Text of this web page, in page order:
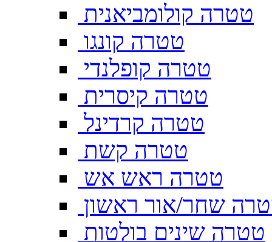
טטרה קולומביאנית
טטרה קונגו
טטרה קופלנדי
טטרה קיסרית
טטרה קרדינל
טטרה קשת
טטרה ראש אש
שחר/אור ראשון
טטרה שינים בולטות